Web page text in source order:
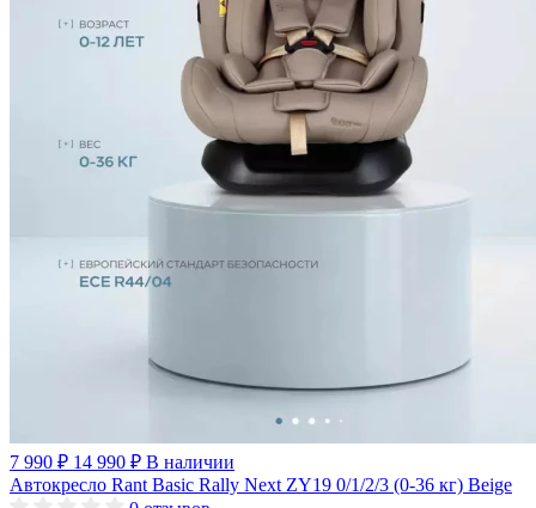
7 990 ₽ 14 990 ₽ В наличии
Автокресло Rant Basic Rally Next ZY19 0/1/2/3 (0-36 кг) Beige